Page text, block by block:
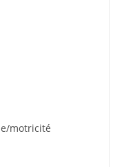
motricité